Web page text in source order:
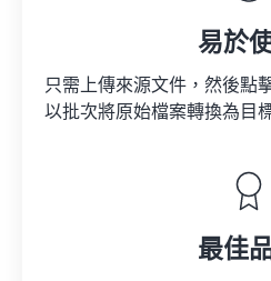
易於
只需上傳來源文件，然後點
以批次將原始檔案轉換為目
最佳